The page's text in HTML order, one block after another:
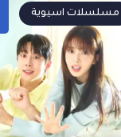
مسلسلات اسيوية